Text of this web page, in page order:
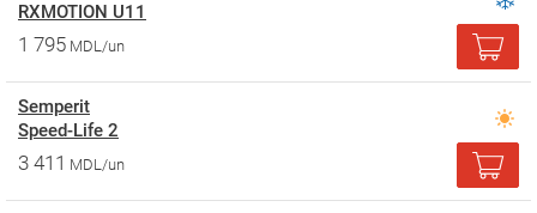
RXMOTION U11
1 795 MDL/un
Semperit
Speed-Life 2
3 411 MDL/un